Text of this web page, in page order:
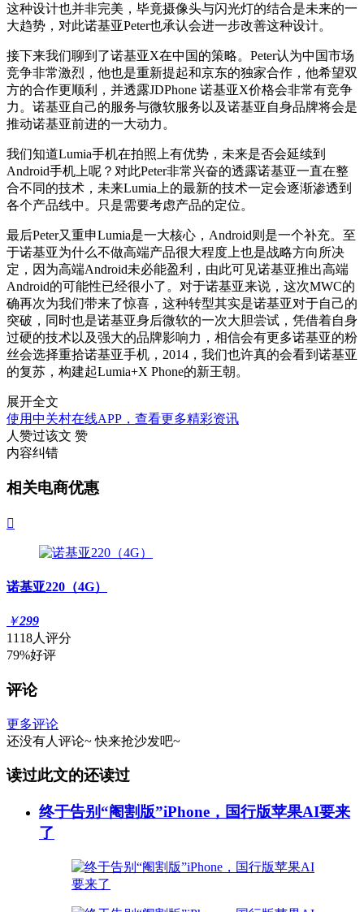
这种设计也并非完美，毕竟摄像头与闪光灯的结合是未来的一
大趋势，对此诺基亚Peter也承认会进一步改善这种设计。
接下来我们聊到了诺基亚X在中国的策略。Peter认为中国市场
竞争非常激烈，他也是重新提起和京东的独家合作，他希望双
方的合作更顺利，并透露JDPhone 诺基亚X价格会非常有竞争
力。诺基亚自己的服务与微软服务以及诺基亚自身品牌将会是
推动诺基亚前进的一大动力。
我们知道Lumia手机在拍照上有优势，未来是否会延续到
Android手机上呢？对此Peter非常兴奋的透露诺基亚一直在整
合不同的技术，未来Lumia上的最新的技术一定会逐渐渗透到
各个产品线中。只是需要考虑产品的定位。
最后Peter又重申Lumia是一大核心，Android则是一个补充。至
于诺基亚为什么不做高端产品很大程度上也是战略方向所决
定，因为高端Android未必能盈利，由此可见诺基亚推出高端
Android的可能性已经很小了。对于诺基亚来说，这次MWC的
确再次为我们带来了惊喜，这种转型其实是诺基亚对于自己的
突破，同时也是诺基亚身后微软的一次大胆尝试，凭借着自身
过硬的技术以及强大的品牌影响力，相信会有更多诺基亚的粉
丝会选择重拾诺基亚手机，2014，我们也许真的会看到诺基亚
的复苏，构建起Lumia+X Phone的新王朝。
展开全文
使用中关村在线APP，查看更多精彩资讯
人赞过该文 赞
内容纠错
相关电商优惠

诺基亚220（4G）
￥299
1118人评分
79%好评
评论
更多评论
还没有人评论~ 快来抢沙发吧~
读过此文的还读过
终于告别“阉割版”iPhone，国行版苹果AI要来
了